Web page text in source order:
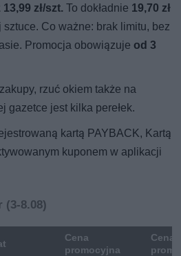
zł/szt. To dokładnie 19,70 zł
sztuce. Co ważne: brak limitu, bez
Promocja obowiązuje od 3
rzuć okiem także na
gazetce jest kilka perełek.
kartą PAYBACK, Kartą
kuponem w aplikacji
(3-8.08)
Cena
promocyjna
Cena